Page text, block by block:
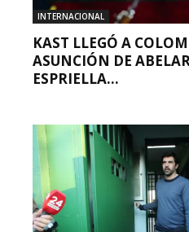
INTERNACIONAL
KAST LLEGÓ A
ASUNCIÓN DE
ESPRIELLA...